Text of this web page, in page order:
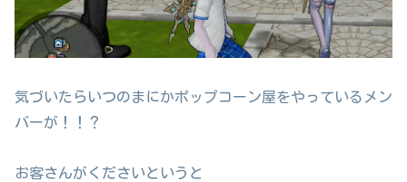
気づいたらいつのまにかポップコーン屋をやっているメン
バーが！！？
お客さんがくださいというと